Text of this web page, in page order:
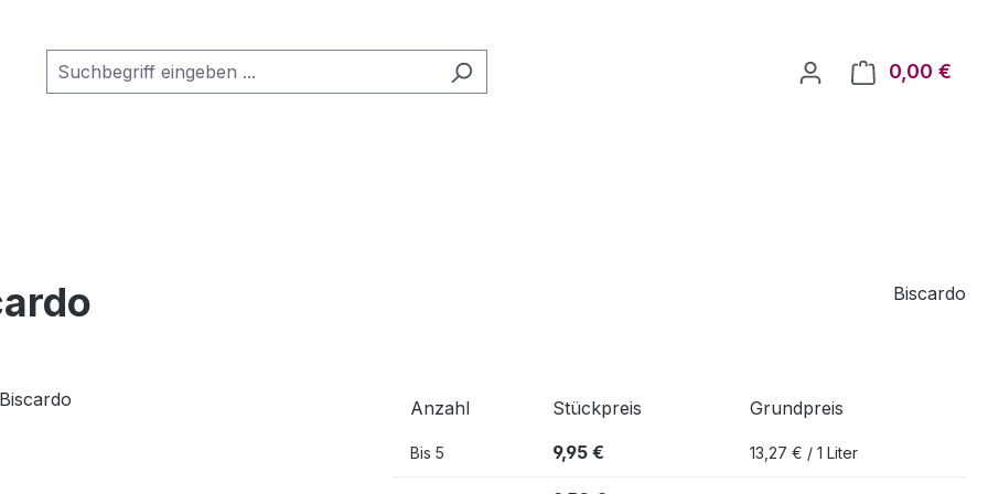
0,00 €
Biscardo
Anzahl Stückpreis Grundpreis
Bis 5 9,95 € 13,27 € / 1 Liter